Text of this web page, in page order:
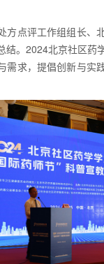
方点评工作组组长、
结。2024北京社区药
需求，提倡创新与实